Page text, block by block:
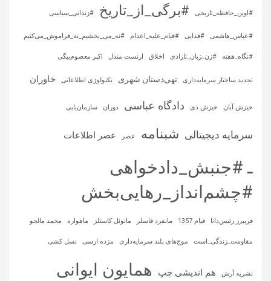
#اوین_حافظه_تاریخی #برگی_از_تاریخ #زندانی_سیاسی
#عباس_هاشمی #فدایی #قیام_علیه_اعدام #نه_می_بخشیم_نه_فراموش_می‌کنیم
#نگاه_هفته #ژن_ژیان_ئازادی اخلاق ارنست مندل اکبر معصوم‌بیگی
تجدید ساختار سرمایه‌داری تهی‌دستان شهری تکنولوژی اطلاعاتی خاوران
خیزش آبان خیزش دی دادگاه عباسی دوران سازمان‌یابی
سرمایه‌ دیجیتالی شبنامه عصر عصر اطلاعات
ـ #جنبش_دادخواهی
#چشم‌انداز_رهایی‌بخش
فریبرز رئیس‌دانا قیام 1357 مانفرد فاسلر مانوئل کاستلز ماهواره‌ محمد مالجو
مقاومت_زندگی_است موج‌های بلند سرمایه‌داری مژده ارسی نسل کشی
نشریه آرش هم اندیشی چپ همایون ایوانی